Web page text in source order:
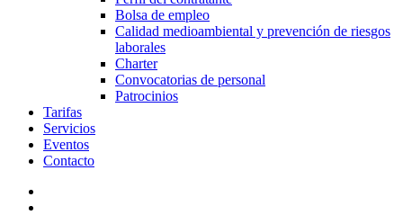
Bolsa de empleo
Calidad medioambiental y prevención de riesgos
laborales
Charter
Convocatorias de personal
Patrocinios
Tarifas
Servicios
Eventos
Contacto